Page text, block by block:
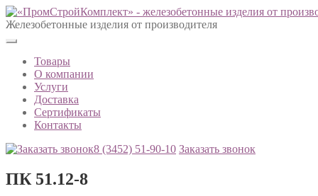
Железобетонные изделия от производителя
Товары
О компании
Услуги
Доставка
Сертификаты
Контакты
8 (3452) 51-90-10 Заказать звонок
ПК 51.12-8